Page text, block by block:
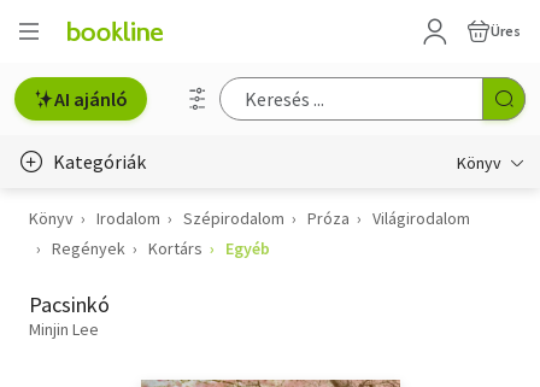
Üres
AI ajánló
Kategóriák Könyv
Életmód, egészség
Gyermek- és ifjúsági
Hobbi, szabadidő
Könyv Irodalom Szépirodalom Próza
Világirodalom
Regények
Kortárs Egyéb
Pacsinkó
Minjin Lee